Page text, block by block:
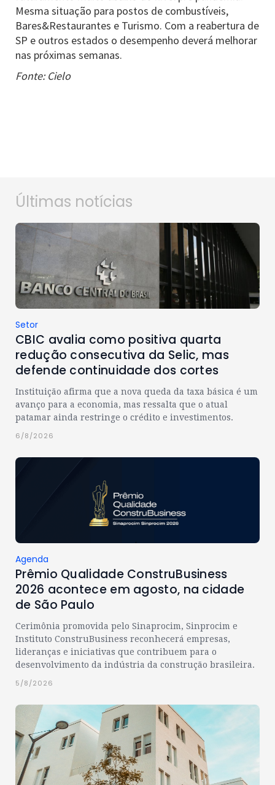
Mesma situação para postos de combustíveis,
Bares&Restaurantes e Turismo. Com a reabertura de
SP e outros estados o desempenho deverá melhorar
nas próximas semanas.
Fonte: Cielo
Últimas notícias
Setor
CBIC avalia como positiva quarta
redução consecutiva da Selic, mas
defende continuidade dos cortes
Instituição afirma que a nova queda da taxa básica é um
avanço para a economia, mas ressalta que o atual
patamar ainda restringe o crédito e investimentos.
6/8/2026
Agenda
Prêmio Qualidade ConstruBusiness
2026 acontece em agosto, na cidade
de São Paulo
Cerimônia promovida pelo Sinaprocim, Sinprocim e
Instituto ConstruBusiness reconhecerá empresas,
lideranças e iniciativas que contribuem para o
desenvolvimento da indústria da construção brasileira.
5/8/2026